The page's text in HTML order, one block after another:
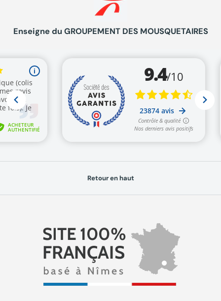
Enseigne du GROUPEMENT DES MOUSQUETAIRES
Retour en haut